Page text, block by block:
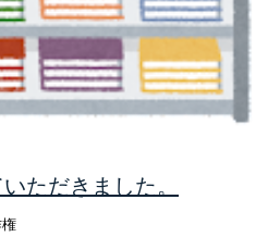
ただきました。